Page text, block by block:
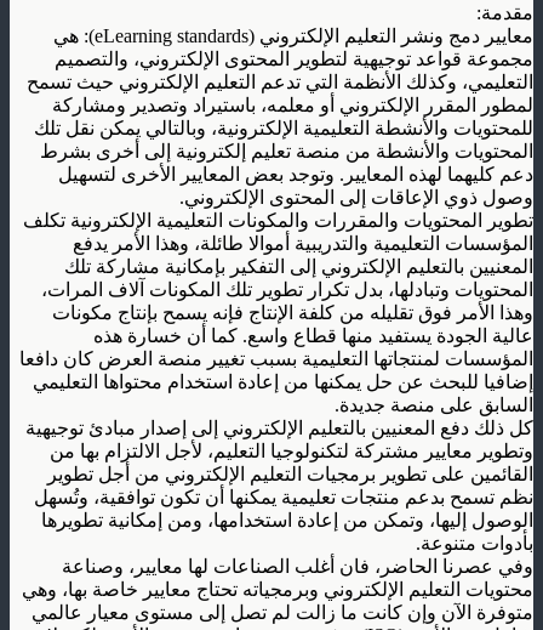
مقدمة:
معايير دمج ونشر التعليم الإلكتروني (eLearning standards):
هي
مجموعة قواعد توجيهية لتطوير المحتوى الإلكتروني، والتصميم
التعليمي، وكذلك الأنظمة التي تدعم التعليم الإلكتروني حيث تسمح
لمطور المقرر الإلكتروني أو معلمه، باستيراد وتصدير ومشاركة
للمحتويات والأنشطة التعليمية الإلكترونية، وبالتالي يمكن نقل تلك
المحتويات والأنشطة من منصة تعليم إلكترونية إلى أخرى بشرط
دعم كليهما لهذه المعايير. وتوجد بعض المعايير الأخرى لتسهيل
وصول ذوي الإعاقات إلى المحتوى الإلكتروني.
تطوير المحتويات والمقررات والمكونات التعليمية الإلكترونية تكلف
المؤسسات التعليمية والتدريبية أموالا طائلة، وهذا الأمر يدفع
المعنيين بالتعليم الإلكتروني إلى التفكير بإمكانية مشاركة تلك
المحتويات وتبادلها، بدل تكرار تطوير تلك المكونات آلاف المرات،
وهذا الأمر فوق تقليله من كلفة الإنتاج فإنه يسمح بإنتاج مكونات
عالية الجودة يستفيد منها قطاع واسع. كما أن خسارة هذه
المؤسسات لمنتجاتها التعليمية بسبب تغيير منصة العرض كان دافعا
إضافيا للبحث عن حل يمكنها من إعادة استخدام محتواها التعليمي
السابق على منصة جديدة.
كل ذلك دفع المعنيين بالتعليم الإلكتروني إلى إصدار مبادئ توجيهية
وتطوير معايير مشتركة لتكنولوجيا التعليم، لأجل الالتزام بها من
القائمين على تطوير برمجيات التعليم الإلكتروني من أجل تطوير
نظم تسمح بدعم منتجات تعليمية يمكنها أن تكون توافقية، وتُسهل
الوصول إليها، وتمكن من إعادة استخدامها، ومن إمكانية تطويرها
بأدوات متنوعة.
وفي عصرنا الحاضر، فان أغلب الصناعات لها معايير، وصناعة
محتويات التعليم الإلكتروني وبرمجياته تحتاج معايير خاصة بها، وهي
متوفرة الآن وإن كانت ما زالت لم تصل إلى مستوى معيار عالمي